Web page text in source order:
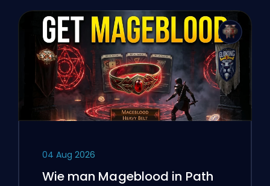
04 Aug 2026
Wie man Mageblood in Path